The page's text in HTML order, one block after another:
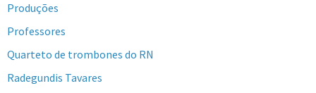
Produções
Professores
Quarteto de trombones do RN
Radegundis Tavares